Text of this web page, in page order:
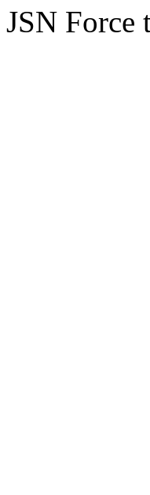
JSN Force